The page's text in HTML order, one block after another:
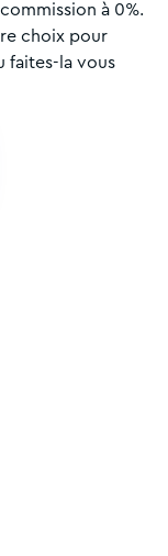
à 0%.
choix pour
faites-la vous